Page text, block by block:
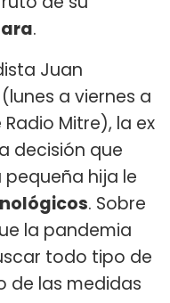
.
Juan
(lunes a viernes a
Mitre), la ex
decisión que
hija le
. Sobre
la pandemia
todo tipo de
de las medidas